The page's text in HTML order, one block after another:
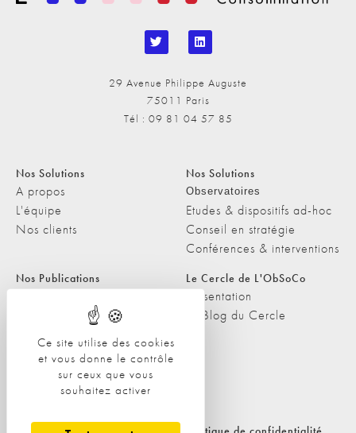
Ce site utilise des cookies
et vous donne le contrôle
sur ceux que vous
souhaitez activer
29 Avenue Philippe Auguste
75011 Paris
Tél : 09 81 04 57 85
Nos Solutions
A propos
L'équipe
Nos clients
Nos Solutions
Observatoires
Etudes & dispositifs ad-hoc
Conseil en stratégie
Conférences & interventions
Nos Publications
Les Podcasts de L'ObSoCo
L'ObSoCo dans les médias
Le Cercle de L'ObSoCo
Présentation
Le Blog du Cercle
Contacts
Nous contacter